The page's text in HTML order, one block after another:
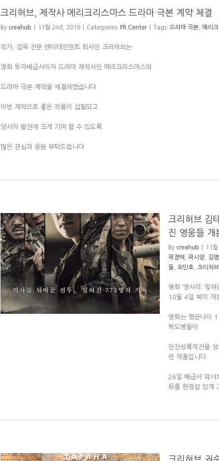
크리허브, 제작사 메리크리스마스 드라마 극본 계약 체결
By creahub 11월 2nd, 2019 Categories: PR Center Tags: 드라마 극본 메리
작가, 감독 전문 엔터테인먼트 회사인 크리허브는
영화 투자배급사이자 드라마 제작사인 메리크리스마스와
드라마 극본 계약을 체결하였습니다.
이번 계약으로 좋은 작품이 집필되고
양사의 발전에 크게 기여 할 수 있도록
많은 관심과 응원 부탁드립니다.
크리허브 김
진 영웅들 개
By creahub 11
곽경택
곽시양 김
들
최민호 크리허브
영화 ‘장사리: 잊
10월 4일 북미 개
영화는 평균나이
학도병들이
인천상륙작전을
린 작품입니다.
26일 배급사 워너
투를 현장감 있게